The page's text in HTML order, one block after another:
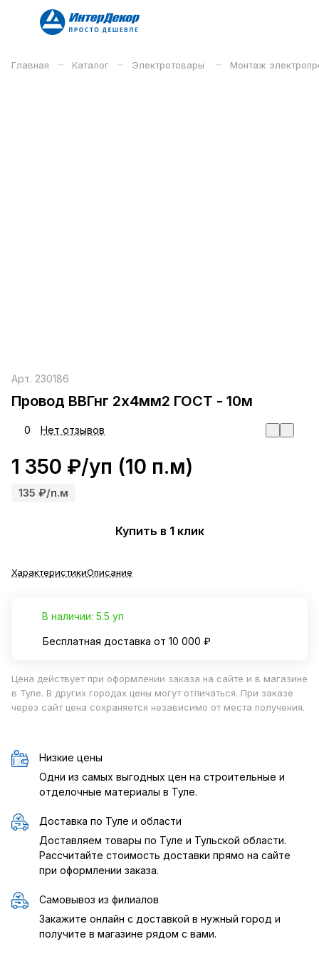
Главная – Каталог – Электротовары – Монтаж
Арт. 230186
Провод ВВГнг 2х4мм2 ГОСТ - 10м
0 Нет отзывов
1 350 ₽/уп (10 п.м)
135 ₽/п.м
Купить в 1 клик
ХарактеристикиОписание
В наличии: 5.5 уп
Бесплатная доставка от 10 000 ₽
Цена действует при оформлении заказа на сайте и в магазине
в Туле. В других городах цены могут отличаться. При заказе
через сайт цена сохраняется независимо от места получения.
Низкие цены
Одни из самых выгодных цен на строительные и
отделочные материалы в Туле.
Доставка по Туле и области
Доставляем товары по Туле и Тульской области.
Рассчитайте стоимость доставки прямо на сайте
при оформлении заказа.
Самовывоз из филиалов
Закажите онлайн с доставкой в нужный город и
получите в магазине рядом с вами.